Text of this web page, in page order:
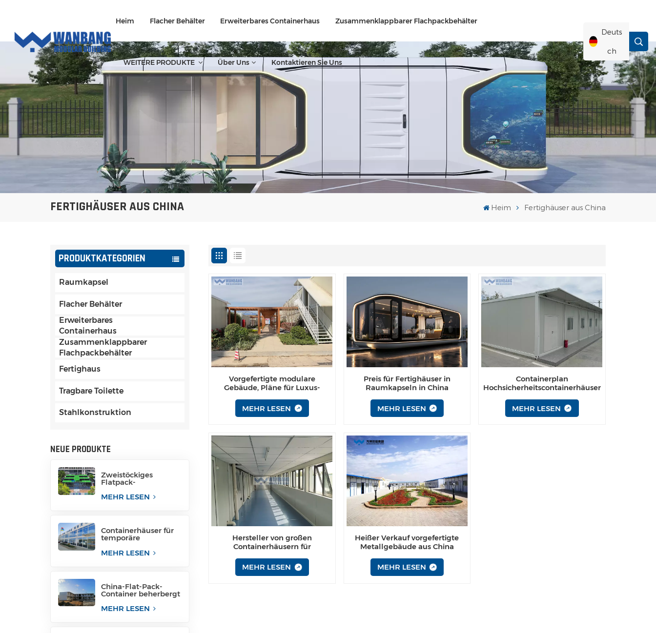
Heim Flacher Behälter Erweiterbares Containerhaus Zusammenklappbarer Flachpackbehälter
WEITERE PRODUKTE Über Uns Kontaktieren Sie Uns
Deuts
Ch
English
Français
Русский
Ελληνικά
Indonesia
عربي
FERTIGHÄUSER AUS CHINA Heim Fertighäuser aus China
PRODUKTKATEGORIEN
Raumkapsel
Flacher Behälter
Erweiterbares
Containerhaus
Zusammenklappbarer
Flachpackbehälter
Fertighaus
Tragbare Toilette
Stahlkonstruktion
NEUE PRODUKTE
Zweistöckiges
Flatpack-
Containerhaus aus
China
MEHR LESEN
Containerhäuser für
temporäre
MEHR LESEN
China-Flat-Pack-
Container beherbergt
Containern
MEHR LESEN
Vorgefertigte modulare
Gebäude, Pläne für Luxus-
MEHR LESEN
Preis für Fertighäuser in
Raumkapseln in China
MEHR LESEN
Containerplan
Hochsicherheitscontainerhäuser
MEHR LESEN
Hersteller von großen
Containerhäusern für
MEHR LESEN
Heißer Verkauf vorgefertigte
Metallgebäude aus China
MEHR LESEN